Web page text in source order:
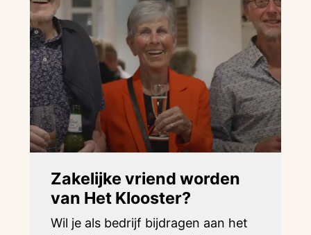
h
J
J
J
J
Zakelijke vriend worden
van Het Klooster?
Wil je als bedrijf bijdragen aan het